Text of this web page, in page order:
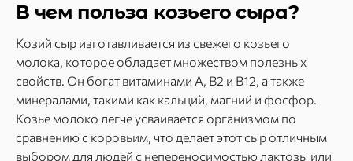
В чем польза козьего сыра?
Козий сыр изготавливается из свежего козьего
молока, которое обладает множеством полезных
свойств. Он богат витаминами A, B2 и B12, а также
минералами, такими как кальций, магний и фосфор.
Козье молоко легче усваивается организмом по
сравнению с коровьим, что делает этот сыр отличным
выбором для людей с непереносимостью лактозы или